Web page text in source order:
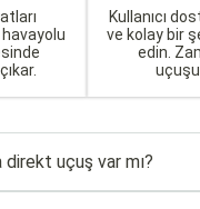
havayolu
Kullanıcı
ve kolay bir
edin.
uçuş var mı?